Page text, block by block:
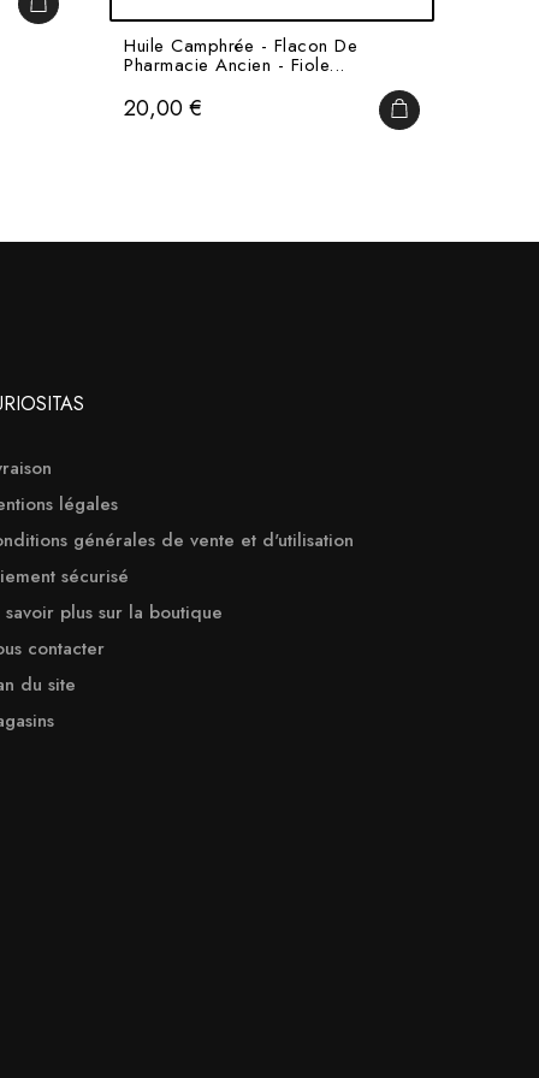
Huile Camphrée - Flacon De
Pharmacie Ancien - Fiole...
Prix
20,00 € AJOUTER AU
légales
générales de vente et d'utilisation
sécurisé
savoir plus sur la boutique
contacter
du site